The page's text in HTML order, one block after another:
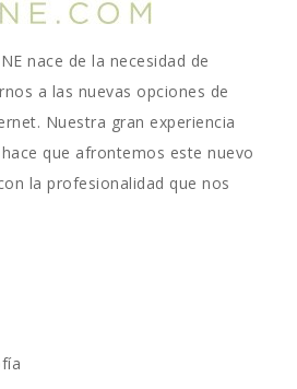
nace de la necesidad de
a las nuevas opciones de
Nuestra gran experiencia
que afrontemos este nuevo
la profesionalidad que nos